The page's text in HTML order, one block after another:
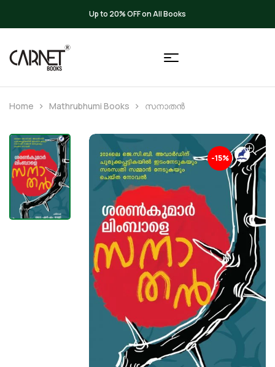
Up to 20% OFF on All Books
Home Mathrubhumi Books സനാതൻ
-15%